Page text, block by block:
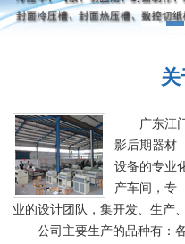
广东江门
影后期器材
设备的专业
产车间，专
业的设计团队，集开发、生产
公司主要生产的品种有：各